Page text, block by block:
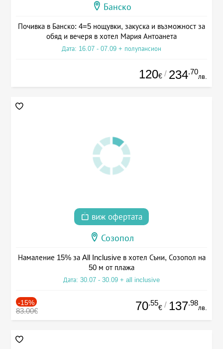
Банско
Почивка в Банско: 4=5 нощувки, закуска и възможност за
обяд и вечеря в хотел Мария Антоанета
Дата: 16.07 - 07.09 + полупансион
120€ / 234.70
лв.
виж офертата
Созопол
Намаление 15% за All Inclusive в хотел Съни, Созопол на
50 м от плажа
Дата: 30.07 - 30.09 + all inclusive
-15%
83.00€ 70.55
€ / 137.98
лв.